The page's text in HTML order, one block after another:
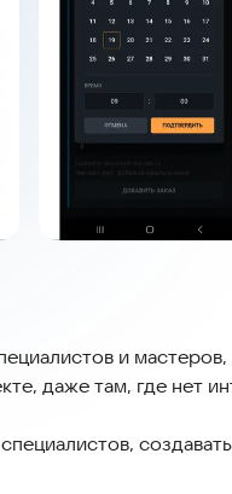
и
даже там, где нет
выполненные